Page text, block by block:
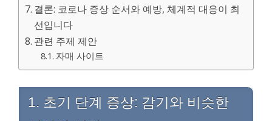
결론: 코로나 증상 순서와 예방, 체계적 대응이 최
선입니다
관련 주제 제안
자매 사이트
1. 초기 단계 증상: 감기와 비슷한